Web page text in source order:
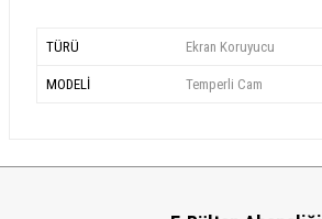
TÜRÜ Ekran Koruyucu
MODELİ Temperli Cam